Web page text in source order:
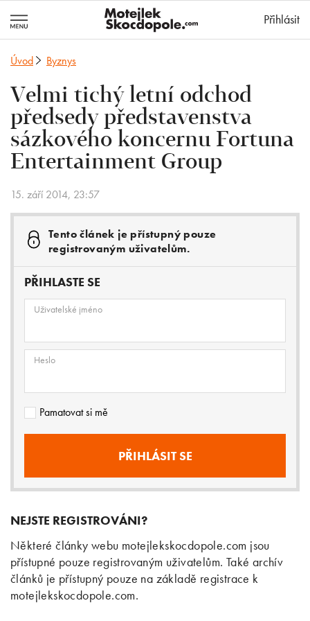
Přihlásit
Úvod Byznys
Velmi tichý letní odchod
předsedy představenstva
sázkového koncernu Fortuna
Entertainment Group
15. září 2014, 23:57
Tento článek je přístupný pouze
registrovaným uživatelům.
PŘIHLASTE SE
Uživatelské jméno
Heslo
Pamatovat si mě
NEJSTE REGISTROVÁNI?
Některé články webu motejlekskocdopole.com jsou
přístupné pouze registrovaným uživatelům. Také archív
článků je přístupný pouze na základě registrace k
motejlekskocdopole.com.